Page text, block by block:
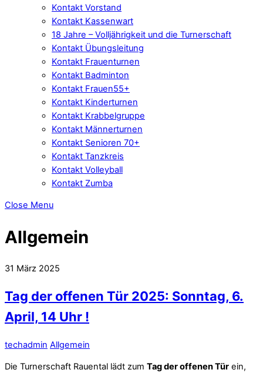
Kontakt Vorstand
Kontakt Kassenwart
18 Jahre – Volljährigkeit und die Turnerschaft
Kontakt Übungsleitung
Kontakt Frauenturnen
Kontakt Badminton
Kontakt Frauen55+
Kontakt Kinderturnen
Kontakt Krabbelgruppe
Kontakt Männerturnen
Kontakt Senioren 70+
Kontakt Tanzkreis
Kontakt Volleyball
Kontakt Zumba
Close Menu
Allgemein
31 März 2025
Tag der offenen Tür 2025: Sonntag, 6.
April, 14 Uhr !
techadmin Allgemein
Die Turnerschaft Rauental lädt zum Tag der offenen Tür ein,